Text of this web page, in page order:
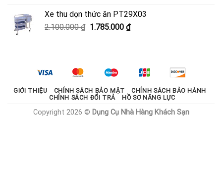
2.000.000 ₫.là:
1.800.000 ₫.
Xe thu dọn thức ăn PT29X03
2.100.000₫ Giá
1.785.000 ₫Giá
1.785.000 ₫.
GIỚI THIỆU CHÍNH SÁCH BẢO MẬT
CHÍNH SÁCH BẢO HÀNH
CHÍNH SÁCH ĐỔI TRẢ
HỒ SƠ NĂNG LỰC
Copyright 2026 © Dụng Cụ Nhà Hàng Khách Sạn